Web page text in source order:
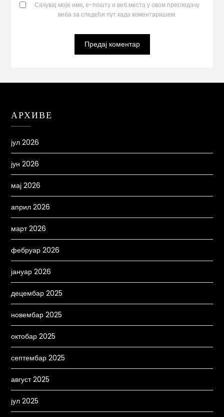
Сачувај моје име, е-пошту и веб место у овом прегледачу
веба за следећи пут када коментаришем.
АРХИВЕ
јул 2026
јун 2026
мај 2026
април 2026
март 2026
фебруар 2026
јануар 2026
децембар 2025
новембар 2025
октобар 2025
септембар 2025
август 2025
јул 2025